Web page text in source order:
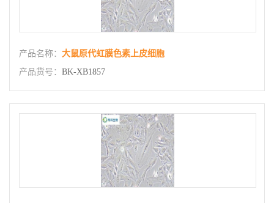
产品名称： 大鼠原代虹膜色素上皮细胞
产品货号： BK-XB1857